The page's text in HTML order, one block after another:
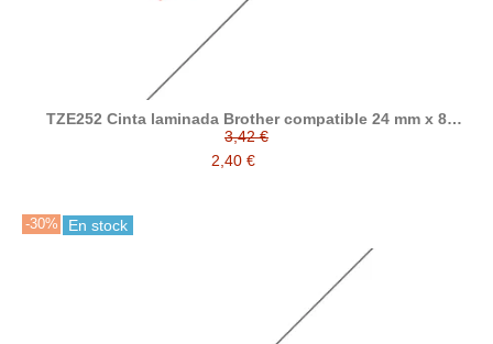
TZE252 Cinta laminada Brother compatible 24 mm x 8
metros
3,42 €
2,40 €
-30% En stock